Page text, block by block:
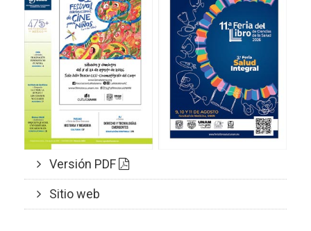
Versión PDF
Sitio web